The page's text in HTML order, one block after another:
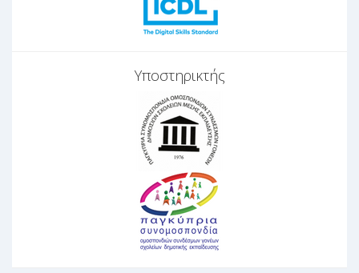
Υποστηρικτής